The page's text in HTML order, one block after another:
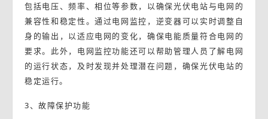
包括电压、频率、相位等参数，以确保光伏电站与电网的
兼容性和稳定性。通过电网监控，逆变器可以实时调整自
身的输出，以适应电网的变化，确保电能质量符合电网的
要求。此外，电网监控功能还可以帮助管理人员了解电网
的运行状态，及时发现并处理潜在问题，确保光伏电站的
稳定运行。
3、故障保护功能